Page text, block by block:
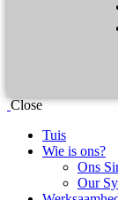
Close
Tuis
Wie is ons?
Ons
Our